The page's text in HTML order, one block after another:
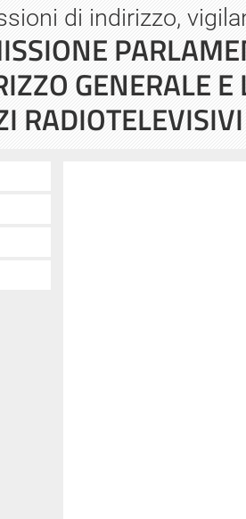
di indirizzo,
GENERALE
RADIOTELEVISIVI